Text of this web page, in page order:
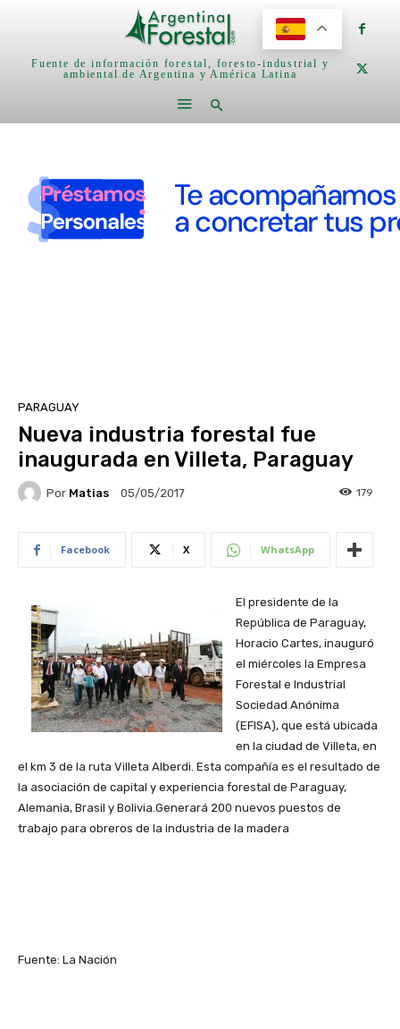
Fuente de información forestal, foresto-industrial y
ambiental de Argentina y América Latina
PARAGUAY
Nueva industria forestal fue
inaugurada en Villeta, Paraguay
Por Matias 05/05/2017 179
Facebook X WhatsApp
El presidente de la
República de Paraguay,
Horacio Cartes, inauguró
el miércoles la Empresa
Forestal e Industrial
Sociedad Anónima
(EFISA), que está ubicada
en la ciudad de Villeta, en
el km 3 de la ruta Villeta Alberdi. Esta compañía es el resultado de
la asociación de capital y experiencia forestal de Paraguay,
Alemania, Brasil y Bolivia.Generará 200 nuevos puestos de
trabajo para obreros de la industria de la madera
Fuente: La Nación